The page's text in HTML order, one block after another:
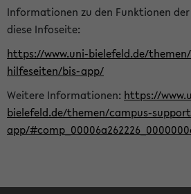
Informationen zu den Funktionen
diese Infoseite:
https://www.uni-bielefeld.de/
hilfeseiten/bis-app/
Weitere Informationen: https://
bielefeld.de/themen/campus-
app/